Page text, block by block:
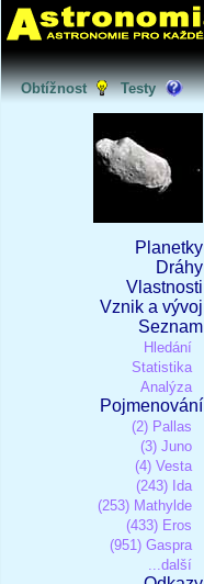
Obtížnost Testy
Planetky
Dráhy
Vlastnosti
Vznik a vývoj
Seznam
Hledání
Statistika
Analýza
Pojmenování
(2) Pallas
(3) Juno
(4) Vesta
(243) Ida
(253) Mathylde
(433) Eros
(951) Gaspra
...další